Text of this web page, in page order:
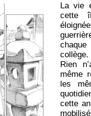
La vie
cette
Rien
même
les
cette